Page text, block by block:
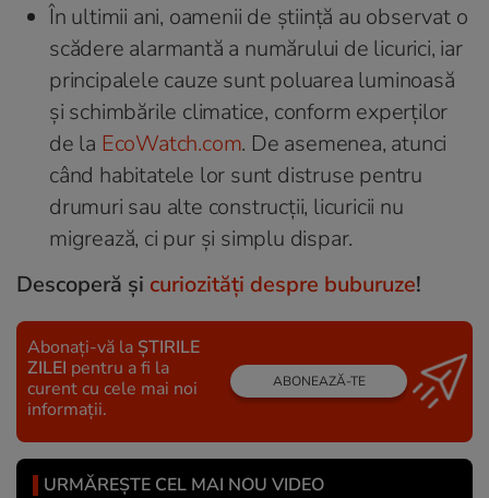
În ultimii ani, oamenii de știință au observat o
scădere alarmantă a numărului de licurici, iar
principalele cauze sunt poluarea luminoasă
și schimbările climatice, conform experților
de la EcoWatch.com. De asemenea, atunci
când habitatele lor sunt distruse pentru
drumuri sau alte construcții, licuricii nu
migrează, ci pur și simplu dispar.
Descoperă şi curiozităţi despre buburuze!
Abonați-vă la ȘTIRILE
ZILEI pentru a fi la
curent cu cele mai noi
informații.
ABONEAZĂ-TE
URMĂREȘTE CEL MAI NOU VIDEO